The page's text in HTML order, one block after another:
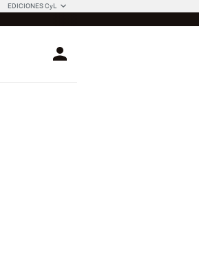
EDICIONES CyL
Login